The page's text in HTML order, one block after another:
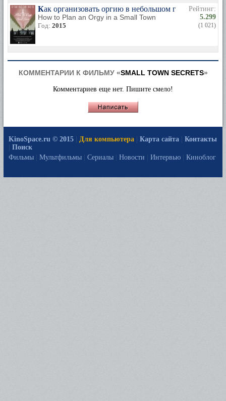
Как организовать оргию в небольшом городке
How to Plan an Orgy in a Small Town
Год: 2015
Рейтинг:
5.299
(1 021)
КОММЕНТАРИИ К ФИЛЬМУ «SMALL TOWN SECRETS»
Комментариев еще нет. Пишите смело!
KinoSpace.ru © 2015 Для компьютера Карта сайта
Контакты
Поиск
Фильмы
Мультфильмы Сериалы Новости Интервью Киноблог